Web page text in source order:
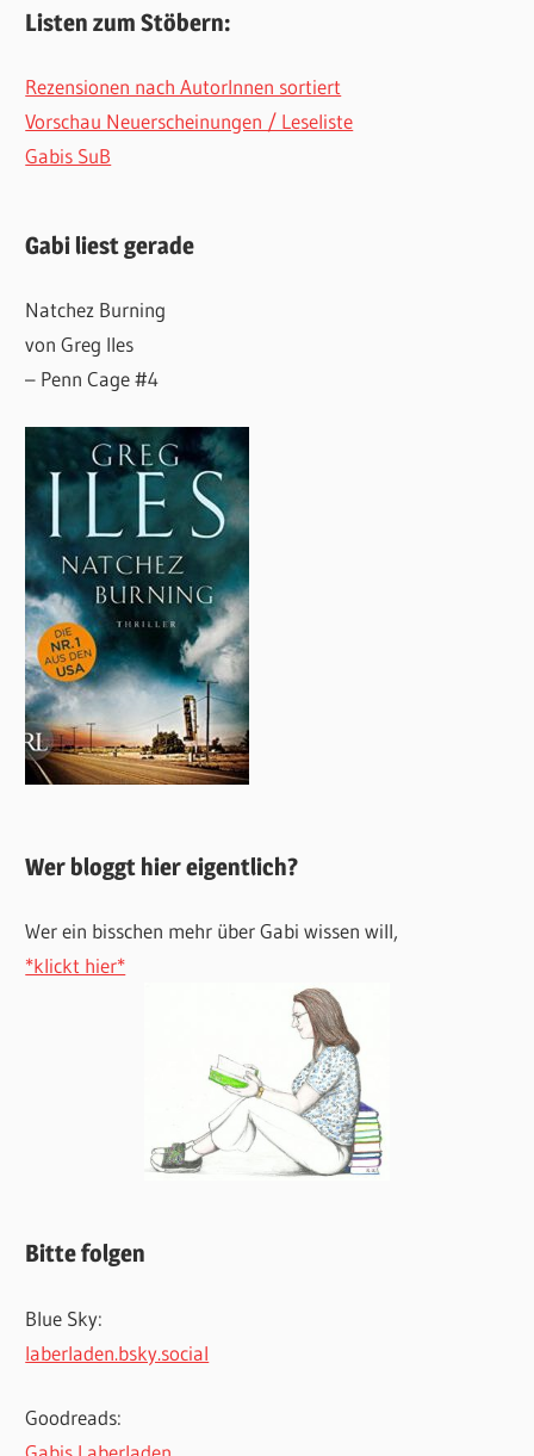
Listen zum Stöbern:
Rezensionen nach AutorInnen sortiert
Vorschau Neuerscheinungen / Leseliste
Gabis SuB
Gabi liest gerade
Natchez Burning
von Greg Iles
– Penn Cage #4
Wer bloggt hier eigentlich?
Wer ein bisschen mehr über Gabi wissen will,
*klickt hier*
Bitte folgen
Blue Sky:
laberladen.bsky.social
Goodreads: